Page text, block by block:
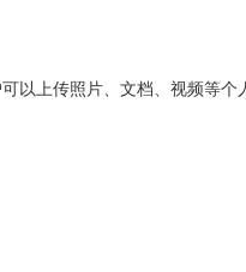
可以上传照片、文档、视频等个